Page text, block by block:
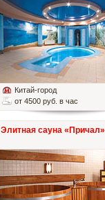
Китай-город
от 4500 руб. в час
Элитная сауна «Причал»